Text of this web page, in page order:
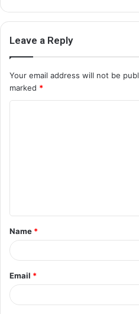
Leave a Reply
Your email address will not be
marked *
t
*
Name *
Email *